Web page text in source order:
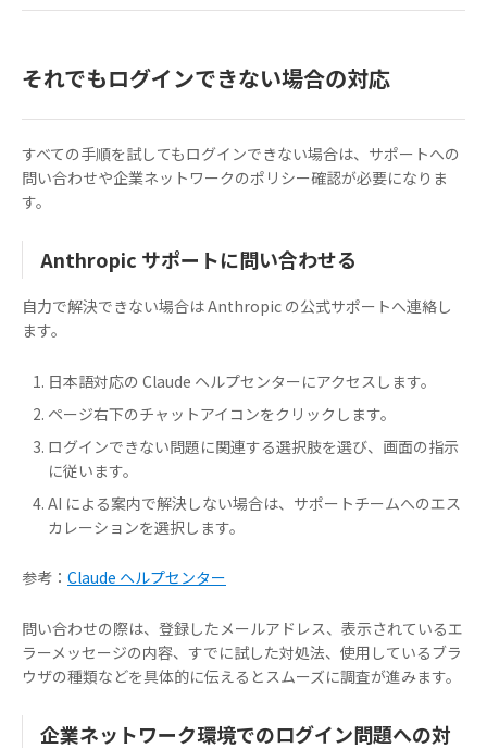
それでもログインできない場合の対応
すべての手順を試してもログインできない場合は、サポートへの
問い合わせや企業ネットワークのポリシー確認が必要になりま
す。
Anthropic サポートに問い合わせる
自力で解決できない場合は Anthropic の公式サポートへ連絡し
ます。
日本語対応の Claude ヘルプセンターにアクセスします。
ページ右下のチャットアイコンをクリックします。
ログインできない問題に関連する選択肢を選び、画面の指示
に従います。
AI による案内で解決しない場合は、サポートチームへのエス
カレーションを選択します。
参考： Claude ヘルプセンター
問い合わせの際は、登録したメールアドレス、表示されているエ
ラーメッセージの内容、すでに試した対処法、使用しているブラ
ウザの種類などを具体的に伝えるとスムーズに調査が進みます。
企業ネットワーク環境でのログイン問題への対